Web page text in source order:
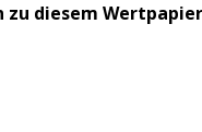
diesem Wertpapier